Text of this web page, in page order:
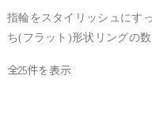
指輪をスタイリッシュにす
ち(フラット)形状リングの数
全25件を表示価